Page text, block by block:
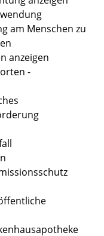
am Menschen zu
anzeigen
-